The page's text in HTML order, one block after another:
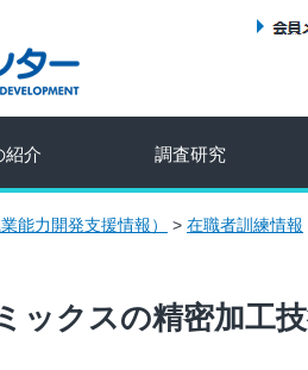
紹介 調査研究
能力開発支援情報） > 在職者訓練情報
ックスの精密加工